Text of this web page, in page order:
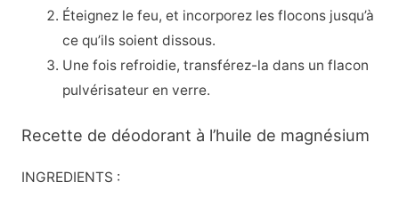
Éteignez le feu, et incorporez les flocons jusqu’à
ce qu’ils soient dissous.
Une fois refroidie, transférez-la dans un flacon
pulvérisateur en verre.
Recette de déodorant à l’huile de magnésium
INGREDIENTS :